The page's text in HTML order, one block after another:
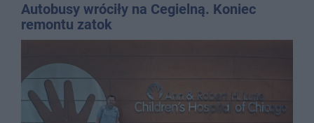
Autobusy wróciły na Cegielną. Koniec
remontu zatok